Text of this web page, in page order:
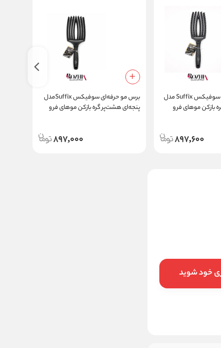
برس مو حرفه‌ای سوفیکس Suffix مدل
بازکن موهای فر و
897,600
برس مو حرفه‌ای سوفیکس Suffixمدل
پنجه‌ای هشت‌پر گره بازکن موهای فر و
897,000
خود شوید